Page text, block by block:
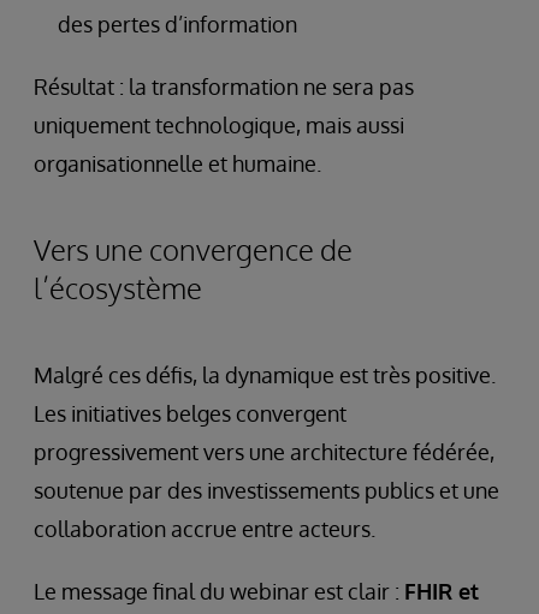
des pertes d’information
Résultat : la transformation ne sera pas
uniquement technologique, mais aussi
organisationnelle et humaine.
Vers une convergence de
l’écosystème
Malgré ces défis, la dynamique est très positive.
Les initiatives belges convergent
progressivement vers une architecture fédérée,
soutenue par des investissements publics et une
collaboration accrue entre acteurs.
Le message final du webinar est clair : FHIR et